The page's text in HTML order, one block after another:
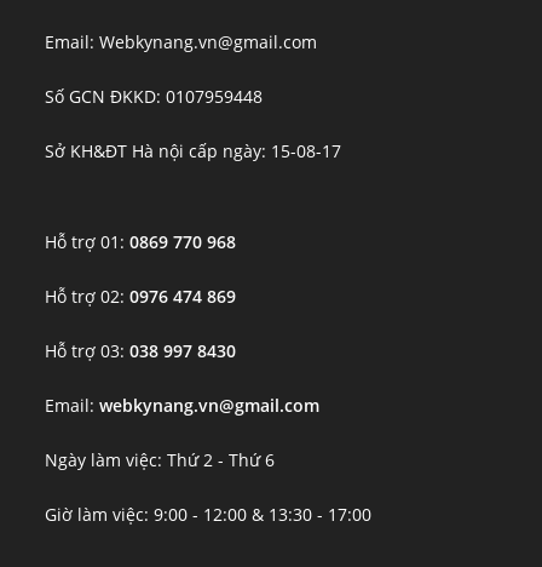
Email: Webkynang.vn@gmail.com
Số GCN ĐKKD: 0107959448
Sở KH&ĐT Hà nội cấp ngày: 15-08-17
Hỗ trợ 01:0869 770 968
Hỗ trợ 02:0976 474 869
Hỗ trợ 03:038 997 8430
Email:webkynang.vn@gmail.com
Ngày làm việc: Thứ 2 - Thứ 6
Giờ làm việc: 9:00 - 12:00 & 13:30 - 17:00